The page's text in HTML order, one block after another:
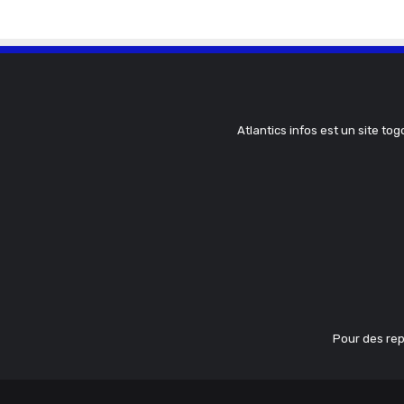
Atlantics infos est un site
Pour des